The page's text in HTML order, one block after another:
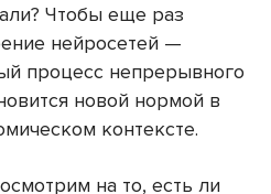
Чтобы еще раз
нейросетей —
процесс непрерывного
новой нормой в
контексте.
на то, есть ли